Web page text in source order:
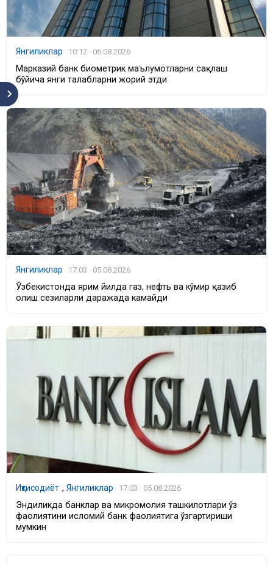
Янгиликлар 10:12 · 06.08.2026
Марказий банк биометрик маълумотларни сақлаш
бўйича янги талабларни жорий этди
Янгиликлар 17:03 · 05.08.2026
Ўзбекистонда ярим йилда газ, нефть ва кўмир қазиб
олиш сезиларли даражада камайди
Иқтисодиёт , Янгиликлар 17:03 · 05.08.2026
Эндиликда банклар ва микромолия ташкилотлари ўз
фаолиятини исломий банк фаолиятига ўзгартириши
мумкин